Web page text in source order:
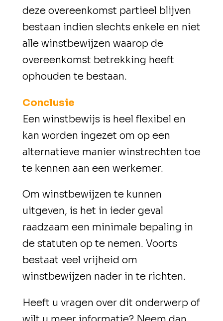
deze overeenkomst partieel blijven
bestaan indien slechts enkele en niet
alle winstbewijzen waarop de
overeenkomst betrekking heeft
ophouden te bestaan.
Conclusie
Een winstbewijs is heel flexibel en
kan worden ingezet om op een
alternatieve manier winstrechten toe
te kennen aan een werkemer.
Om winstbewijzen te kunnen
uitgeven, is het in ieder geval
raadzaam een minimale bepaling in
de statuten op te nemen. Voorts
bestaat veel vrijheid om
winstbewijzen nader in te richten.
Heeft u vragen over dit onderwerp of